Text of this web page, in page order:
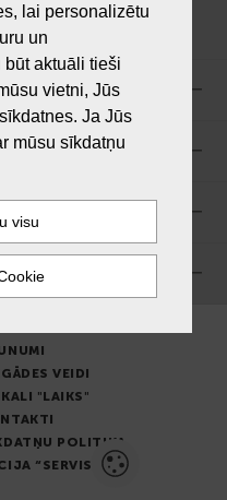
VEIDI
"LAIKS"
POLITIKA
“SERVISS”
lai personalizētu
un
aktuāli tieši
vietni, Jūs
Ja Jūs
mūsu sīkdatņu